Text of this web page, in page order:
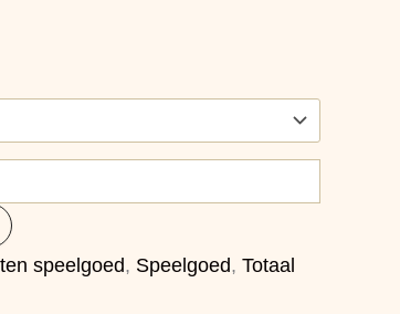
speelgoed, Speelgoed, Totaal